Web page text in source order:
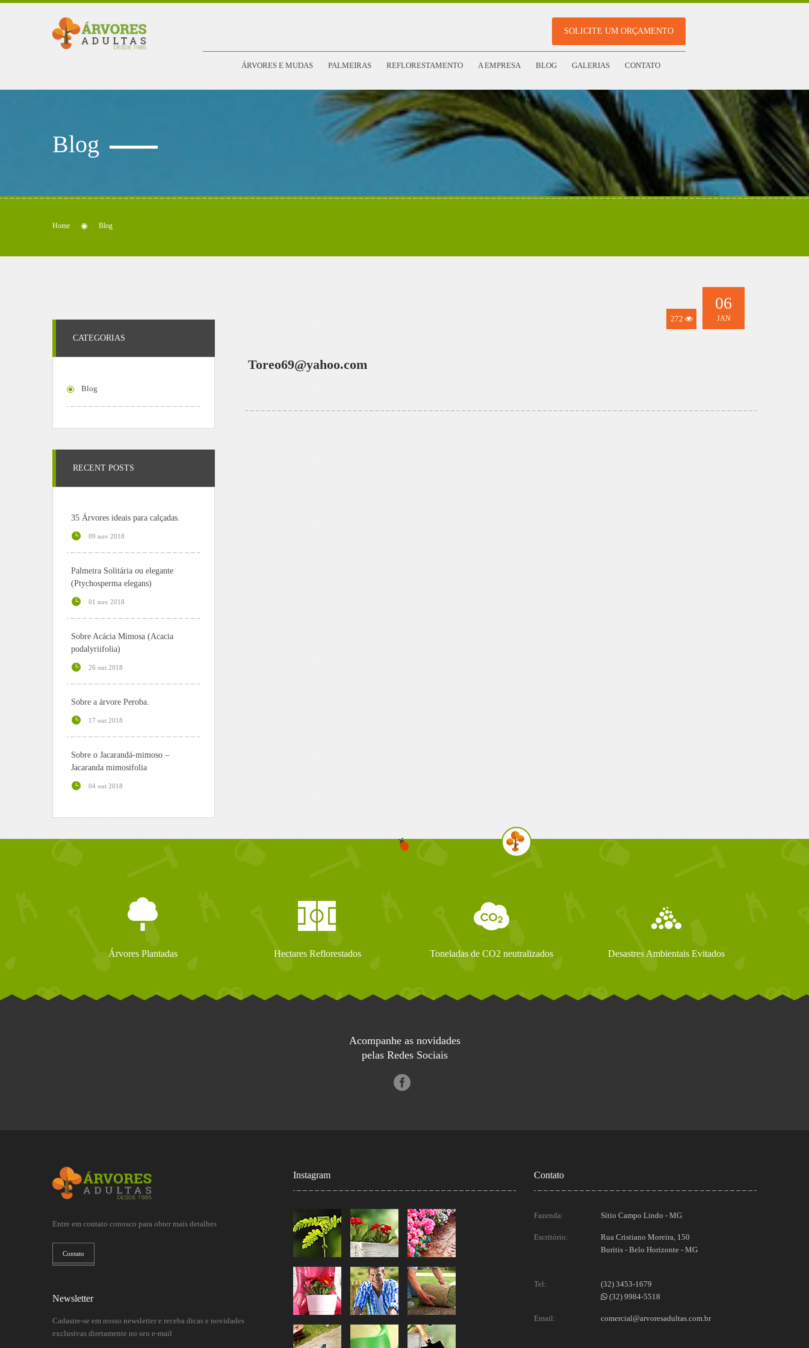
SOLICITE UM ORÇAMENTO
ÁRVORES E MUDAS PALMEIRAS REFLORESTAMENTO A EMPRESA BLOG GALERIAS CONTATO
Blog
Home Blog
272
06
JAN
Toreo69@yahoo.com
CATEGORIAS
Blog
RECENT POSTS
35 Árvores ideais para calçadas.
09 nov 2018
Palmeira Solitária ou elegante
(Ptychosperma elegans)
01 nov 2018
Sobre Acácia Mimosa (Acacia
podalyriifolia)
26 out 2018
Sobre a árvore Peroba.
17 out 2018
Sobre o Jacarandá-mimoso –
Jacaranda mimosifolia
04 out 2018
Árvores Plantadas Hectares Reflorestados Toneladas de CO2 neutralizados Desastres Ambientais Evitados
Acompanhe as novidades
pelas Redes Sociais
Entre em contato conosco para obter mais detalhes
Contato
Newsletter
Cadastre-se em nosso newsletter e receba dicas e novidades
exclusivas diretamente no seu e-mail
Instagram Contato
Fazenda: Sítio Campo Lindo - MG
Escritório:
Rua Cristiano Moreira, 150
Buritis - Belo Horizonte - MG
Tel:
(32) 3453-1679
(32) 9984-5518
Email: comercial@arvoresadultas.com.br